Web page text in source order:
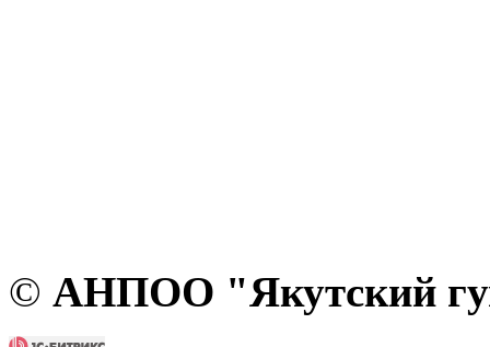
© АНПОО "Якутский